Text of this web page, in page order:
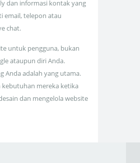
dan informasi kontak yang
email, telepon atau
chat.
untuk pengguna, bukan
ataupun diri Anda.
Anda adalah yang utama.
kebutuhan mereka ketika
dan mengelola website